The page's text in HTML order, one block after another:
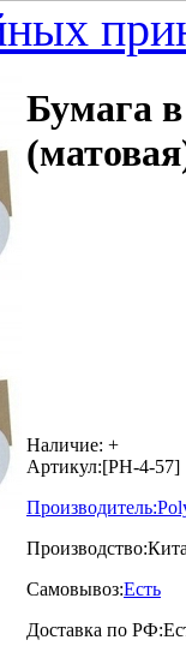
Бумага
Наличие: +
Артикул:[PH-4-57]
Производитель:
Производство:
Самовывоз:Есть
Доставка по РФ: